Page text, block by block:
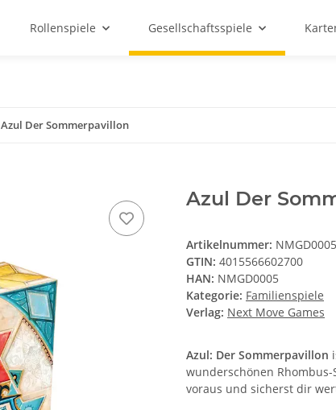
Rollenspiele Gesellschaftsspiele
Azul Der Sommerpavillon
Azul Der
Artikelnummer: NMGD0005
GTIN: 4015566602700
HAN: NMGD0005
Kategorie: Familienspiele
Verlag: Next Move Games
Azul: Der Sommerpavillon
wunderschönen
voraus und sicherst dir